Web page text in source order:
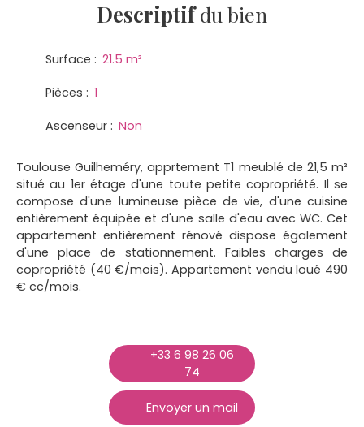
Descriptifdu bien
Surface : 21.5 m²
Pièces : 1
Ascenseur : Non
Toulouse Guilheméry, apprtement T1 meublé de 21,5 m²
situé au 1er étage d'une toute petite copropriété. Il se
compose d'une lumineuse pièce de vie, d'une cuisine
entièrement équipée et d'une salle d'eau avec WC. Cet
appartement entièrement rénové dispose également
d'une place de stationnement. Faibles charges de
copropriété (40 €/mois). Appartement vendu loué 490
€ cc/mois.
+33 6 98 26 06
74
Envoyer un mail